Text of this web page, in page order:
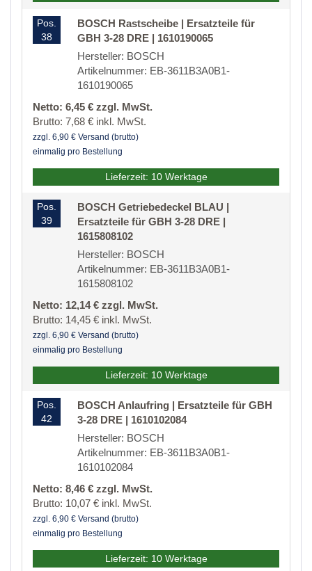
Pos.
38
BOSCH Rastscheibe | Ersatzteile für
GBH 3-28 DRE | 1610190065
Hersteller: BOSCH
Artikelnummer: EB-3611B3A0B1-
1610190065
Netto: 6,45 € zzgl. MwSt.
Brutto: 7,68 € inkl. MwSt.
zzgl. 6,90 € Versand (brutto)
einmalig pro Bestellung
Lieferzeit: 10 Werktage
Pos.
39
BOSCH Getriebedeckel BLAU |
Ersatzteile für GBH 3-28 DRE |
1615808102
Hersteller: BOSCH
Artikelnummer: EB-3611B3A0B1-
1615808102
Netto: 12,14 € zzgl. MwSt.
Brutto: 14,45 € inkl. MwSt.
zzgl. 6,90 € Versand (brutto)
einmalig pro Bestellung
Lieferzeit: 10 Werktage
Pos.
42
BOSCH Anlaufring | Ersatzteile für GBH
3-28 DRE | 1610102084
Hersteller: BOSCH
Artikelnummer: EB-3611B3A0B1-
1610102084
Netto: 8,46 € zzgl. MwSt.
Brutto: 10,07 € inkl. MwSt.
zzgl. 6,90 € Versand (brutto)
einmalig pro Bestellung
Lieferzeit: 10 Werktage